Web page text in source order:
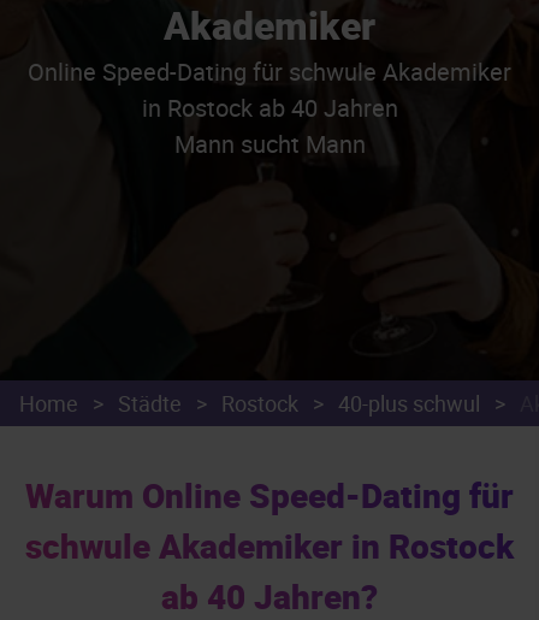
Akademiker
Online Speed-Dating für schwule Akademiker
in Rostock ab 40 Jahren
Mann sucht Mann
Home > Städte > Rostock > 40-plus schwul >
Warum Online Speed-Dating für
schwule Akademiker in Rostock
ab 40 Jahren?